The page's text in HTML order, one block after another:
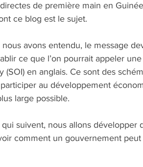
de première main en
ce blog est le sujet.
nous avons entendu, le message
ce que l’on pourrait appeler
(SOI) en anglais. Ce sont des
au développement
large possible.
qui suivent, nous allons développer
comment un gouvernement